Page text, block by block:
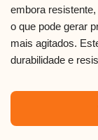
embora
o que pode gerar
mais agitados.
durabilidade e